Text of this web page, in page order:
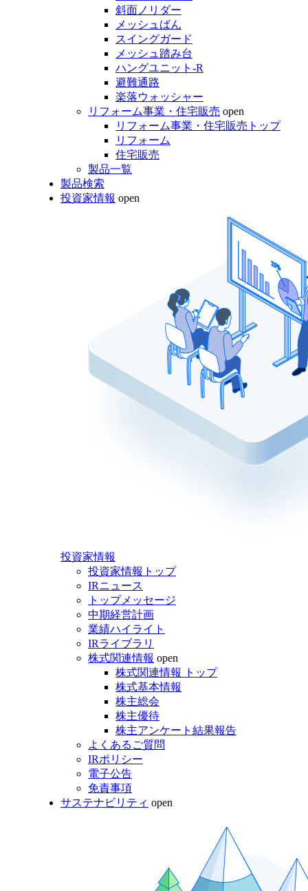
斜面ノリダー
メッシュばん
スイングガード
メッシュ踏み台
ハングユニット-R
避難通路
楽落ウォッシャー
リフォーム事業・住宅販売 open
リフォーム事業・住宅販売トップ
リフォーム
住宅販売
製品一覧
製品検索
投資家情報 open
投資家情報
投資家情報トップ
IRニュース
トップメッセージ
中期経営計画
業績ハイライト
IRライブラリ
株式関連情報 open
株式関連情報 トップ
株式基本情報
株主総会
株主優待
株主アンケート結果報告
よくあるご質問
IRポリシー
電子公告
免責事項
サステナビリティ open